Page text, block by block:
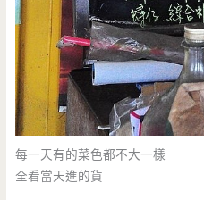
每一天有的菜色都不大一樣
全看當天進的貨